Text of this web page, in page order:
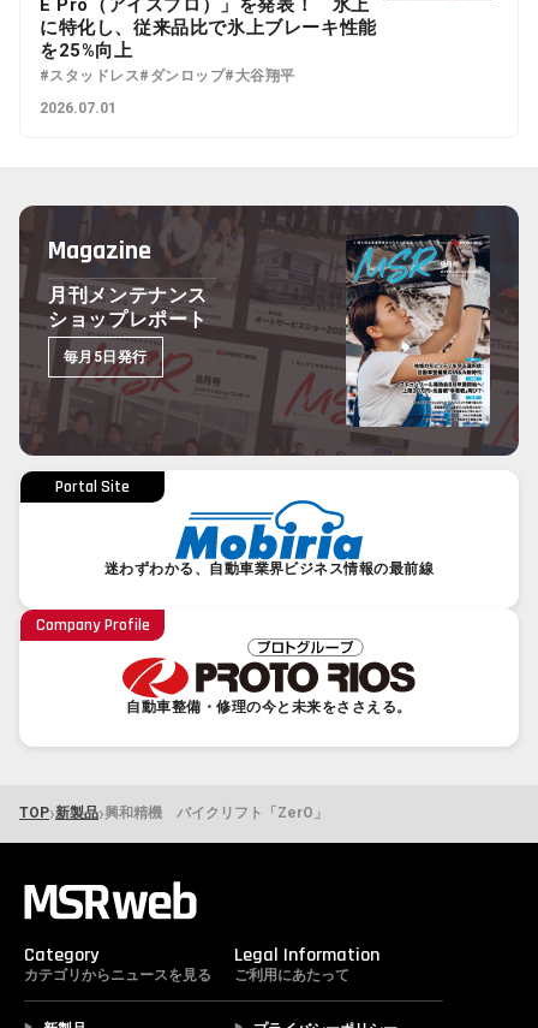
E Pro（アイスプロ）」を発表！ 氷上
に特化し、従来品比で氷上ブレーキ性能
を25%向上
#スタッドレス#ダンロップ#大谷翔平
2026.07.01
Magazine
月刊メンテナンス
ショップレポート
毎月5日発行
Portal Site
迷わずわかる、自動車業界ビジネス情報の最前線
Company Profile
自動車整備・修理の今と未来をささえる。
TOP›新製品›興和精機 バイクリフト「ZerO」
Category
カテゴリからニュースを見る
Legal Information
ご利用にあたって